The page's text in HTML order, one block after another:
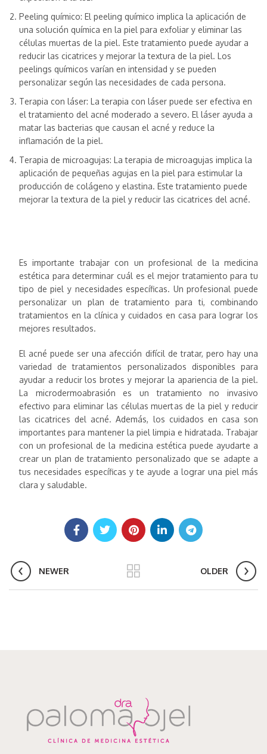
Peeling químico: El peeling químico implica la aplicación de
una solución química en la piel para exfoliar y eliminar las
células muertas de la piel. Este tratamiento puede ayudar a
reducir las cicatrices y mejorar la textura de la piel. Los
peelings químicos varían en intensidad y se pueden
personalizar según las necesidades de cada persona.
Terapia con láser: La terapia con láser puede ser efectiva en
el tratamiento del acné moderado a severo. El láser ayuda a
matar las bacterias que causan el acné y reduce la
inflamación de la piel.
Terapia de microagujas: La terapia de microagujas implica la
aplicación de pequeñas agujas en la piel para estimular la
producción de colágeno y elastina. Este tratamiento puede
mejorar la textura de la piel y reducir las cicatrices del acné.
Es importante trabajar con un profesional de la medicina
estética para determinar cuál es el mejor tratamiento para tu
tipo de piel y necesidades específicas. Un profesional puede
personalizar un plan de tratamiento para ti, combinando
tratamientos en la clínica y cuidados en casa para lograr los
mejores resultados.
El acné puede ser una afección difícil de tratar, pero hay una
variedad de tratamientos personalizados disponibles para
ayudar a reducir los brotes y mejorar la apariencia de la piel.
La microdermoabrasión es un tratamiento no invasivo
efectivo para eliminar las células muertas de la piel y reducir
las cicatrices del acné. Además, los cuidados en casa son
importantes para mantener la piel limpia e hidratada. Trabajar
con un profesional de la medicina estética puede ayudarte a
crear un plan de tratamiento personalizado que se adapte a
tus necesidades específicas y te ayude a lograr una piel más
clara y saludable.
NEWER OLDER